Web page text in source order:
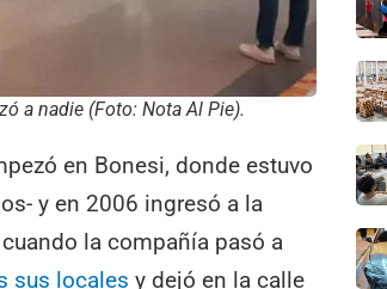
a nadie (Foto: Nota Al Pie).
en Bonesi, donde estuvo
y en 2006 ingresó a la
la compañía pasó a
sus localesy dejó en la calle